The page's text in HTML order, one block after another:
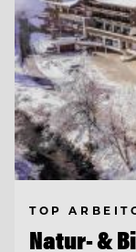
TOP
Natur- &